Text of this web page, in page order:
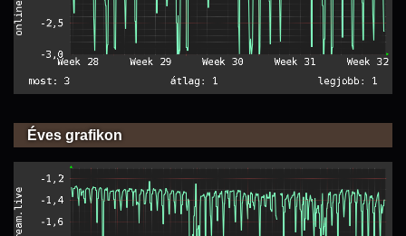
Éves grafikon